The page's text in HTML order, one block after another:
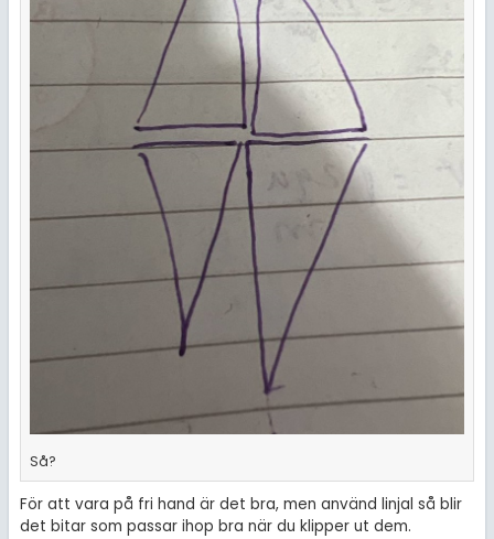
Så?
För att vara på fri hand är det bra, men använd linjal så blir
det bitar som passar ihop bra när du klipper ut dem.